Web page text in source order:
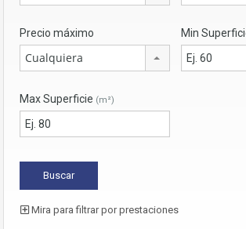
Precio máximo
Cualquiera
Min
Max Superficie (m²)
Mira para filtrar por prestaciones